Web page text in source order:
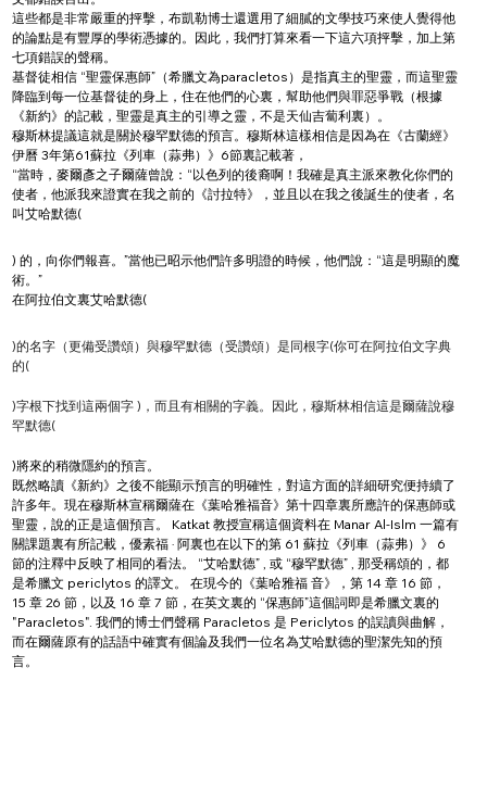
這些都是非常嚴重的抨擊，布凱勒博士還選用了細膩的文學技巧來使人覺得他
的論點是有豐厚的學術憑據的。因此，我們打算來看一下這六項抨擊，加上第
七項錯誤的聲稱。
基督徒相信 “聖靈保惠師”（希臘文為paracletos）是指真主的聖靈，而這聖靈
降臨到每一位基督徒的身上，住在他們的心裏，幫助他們與罪惡爭戰（根據
《新約》的記載，聖靈是真主的引導之靈，不是天仙吉蔔利裏）。
穆斯林提議這就是關於穆罕默德的預言。穆斯林這樣相信是因為在《古蘭經》
伊曆 3年第61蘇拉《列車（蒜弗）》6節裏記載著，
“當時，麥爾彥之子爾薩曾說：“以色列的後裔啊！我確是真主派來教化你們的
使者，他派我來證實在我之前的《討拉特》，並且以在我之後誕生的使者，名
叫艾哈默德(
) 的，向你們報喜。”當他已昭示他們許多明證的時候，他們說：“這是明顯的魔
術。”
在阿拉伯文裏艾哈默德(
)的名字（更備受讚頌）與穆罕默德（受讚頌）是同根字(你可在阿拉伯文字典
的(
)字根下找到這兩個字 )，而且有相關的字義。因此，穆斯林相信這是爾薩說穆
罕默德(
)將來的稍微隱約的預言。
既然略讀《新約》之後不能顯示預言的明確性，對這方面的詳細研究便持續了
許多年。現在穆斯林宣稱爾薩在《葉哈雅福音》第十四章裏所應許的保惠師或
聖靈，說的正是這個預言。 Katkat 教授宣稱這個資料在 Manar Al-Islm 一篇有
關課題裏有所記載，優素福 · 阿裏也在以下的第 61 蘇拉《列車（蒜弗）》 6
節的注釋中反映了相同的看法。 “艾哈默德” , 或 “穆罕默德” , 那受稱頌的，都
是希臘文 periclytos 的譯文。 在現今的《葉哈雅福 音》，第 14 章 16 節，
15 章 26 節，以及 16 章 7 節，在英文裏的 “保惠師”這個詞即是希臘文裏的
"Paracletos". 我們的博士們聲稱 Paracletos 是 Periclytos 的誤讀與曲解，
而在爾薩原有的話語中確實有個論及我們一位名為艾哈默德的聖潔先知的預
言。